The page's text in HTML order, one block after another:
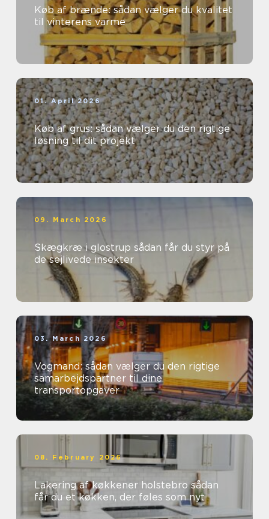
Køb af brænde: sådan vælger du kvalitet
til vinterens varme
01. April 2026
Køb af grus: sådan vælger du den rigtige
løsning til dit projekt
09. March 2026
Skægkræ i glostrup sådan får du styr på
de sejlivede insekter
03. March 2026
Vogmand: sådan vælger du den rigtige
samarbejdspartner til dine
transportopgaver
08. February 2026
Lakering af køkkener holstebro sådan
får du et køkken, der føles som nyt